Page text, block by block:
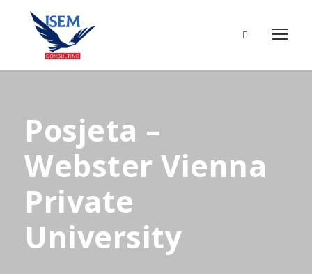
Posjeta –
Webster Vienna
Private
University